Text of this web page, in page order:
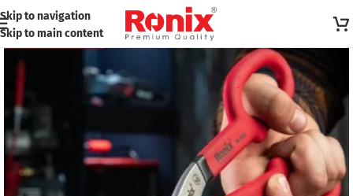
Skip to navigation
Skip to main content